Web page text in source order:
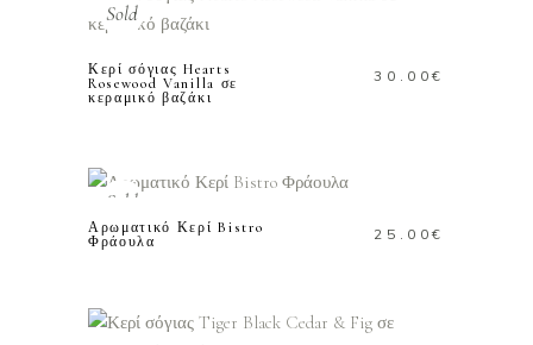
Sold
Κερί σόγιας Hearts
Rosewood Vanilla σε
κεραμικό βαζάκι
30.00€
Sold
Αρωματικό Κερί Bistro
Φράουλα
25.00€
ΠΡΟΣΘΗΚΗ ΣΤΟ